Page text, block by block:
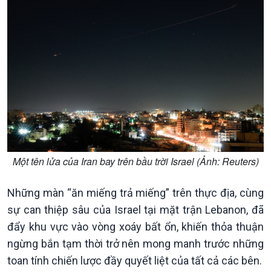
Sức sống hàng Việt
Khởi nghiệp
Tuyên chiến với gian lận
thương mại
Biển đảo Việt Nam
Tâm tình biên giới và hải
đảo
Tìm hiểu biển, đảo Việt
Nam
Xã hội
Tin Đời sống & Xã hội
Khoa học & Công nghệ
Tin Khoa học & Công nghệ
Một tên lửa của Iran bay trên bầu trời Israel (Ảnh: Reuters)
Những màn “ăn miếng trả miếng” trên thực địa, cùng
sự can thiệp sâu của Israel tại mặt trận Lebanon, đã
đẩy khu vực vào vòng xoáy bất ổn, khiến thỏa thuận
ngừng bắn tạm thời trở nên mong manh trước những
toan tính chiến lược đầy quyết liệt của tất cả các bên.